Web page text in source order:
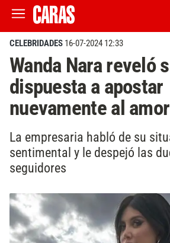
CELEBRIDADES 16-07-2024 12:33
Wanda Nara reveló
dispuesta a apostar
nuevamente al amor
La empresaria habló de su
sentimental y le despejó las
seguidores